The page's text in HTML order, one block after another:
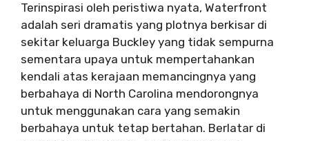
Terinspirasi oleh peristiwa nyata, Waterfront
adalah seri dramatis yang plotnya berkisar di
sekitar keluarga Buckley yang tidak sempurna
sementara upaya untuk mempertahankan
kendali atas kerajaan memancingnya yang
berbahaya di North Carolina mendorongnya
untuk menggunakan cara yang semakin
berbahaya untuk tetap bertahan. Berlatar di